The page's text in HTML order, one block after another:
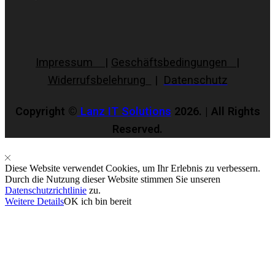
Impressum | Geschäftsbedingungen |
Widerrufsbelehrung
| Datenschutz
Copyright © Lanz IT Solutions 2026. | All Rights
Reserved.
Diese Website verwendet Cookies, um Ihr Erlebnis zu verbessern.
Durch die Nutzung dieser Website stimmen Sie unseren
Datenschutzrichtlinie zu.
Weitere DetailsOK ich bin bereit